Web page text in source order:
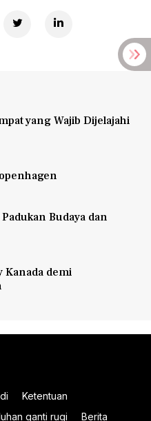
yang Wajib Dijelajahi
Budaya dan
Kanada demi
Ketentuan
ganti rugi Berita